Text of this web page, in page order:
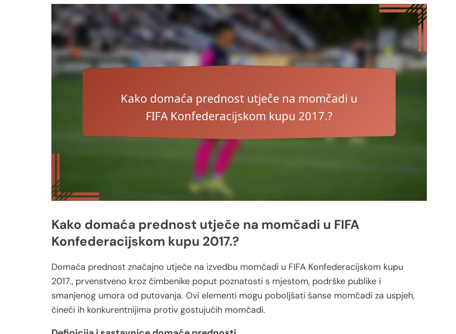
Kako domaća prednost utječe na momčadi u FIFA
Konfederacijskom kupu 2017.?
Domaća prednost značajno utječe na izvedbu momčadi u FIFA Konfederacijskom kupu
2017., prvenstveno kroz čimbenike poput poznatosti s mjestom, podrške publike i
smanjenog umora od putovanja. Ovi elementi mogu poboljšati šanse momčadi za uspjeh,
čineći ih konkurentnijima protiv gostujućih momčadi.